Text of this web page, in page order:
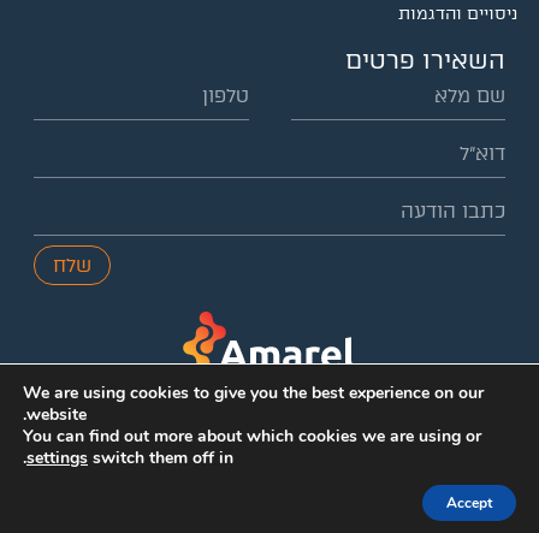
ניסויים והדגמות
השאירו פרטים
שלח
© כל הזכויות שמורות אמרל │ עיצוב ופיתוח ע"י
תנאי שימוש
We are using cookies to give you the best experience on our
website.
You can find out more about which cookies we are using or
switch them off in
settings
.
Accept